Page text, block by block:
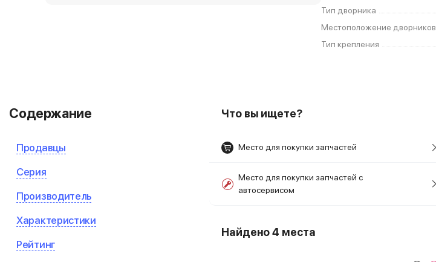
Тип дворника
Местоположение дворников
Тип крепления
Содержание
Продавцы
Серия
Производитель
Характеристики
Рейтинг
Что вы ищете?
Место для покупки запчастей
Место для покупки запчастей с
автосервисом
Найдено4 места